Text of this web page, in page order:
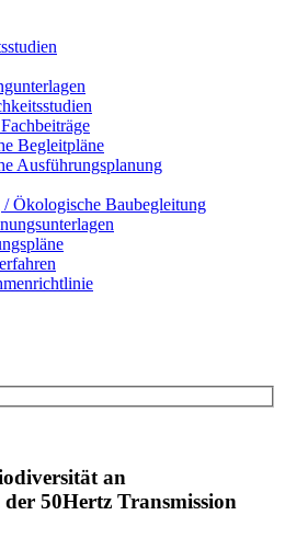
Begleitpläne
Ausführungsplanung
Ökologische Baubegleitung
an
50Hertz Transmission